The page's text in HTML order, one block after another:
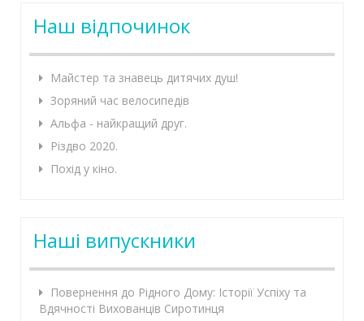
Наш відпочинок
Майстер та знавець дитячих душ!
Зоряний час велосипедів
Альфа - найкращий друг.
Різдво 2020.
Похід у кіно.
Наші випускники
Повернення до Рідного Дому: Історії Успіху та
Вдячності Вихованців Сиротинця